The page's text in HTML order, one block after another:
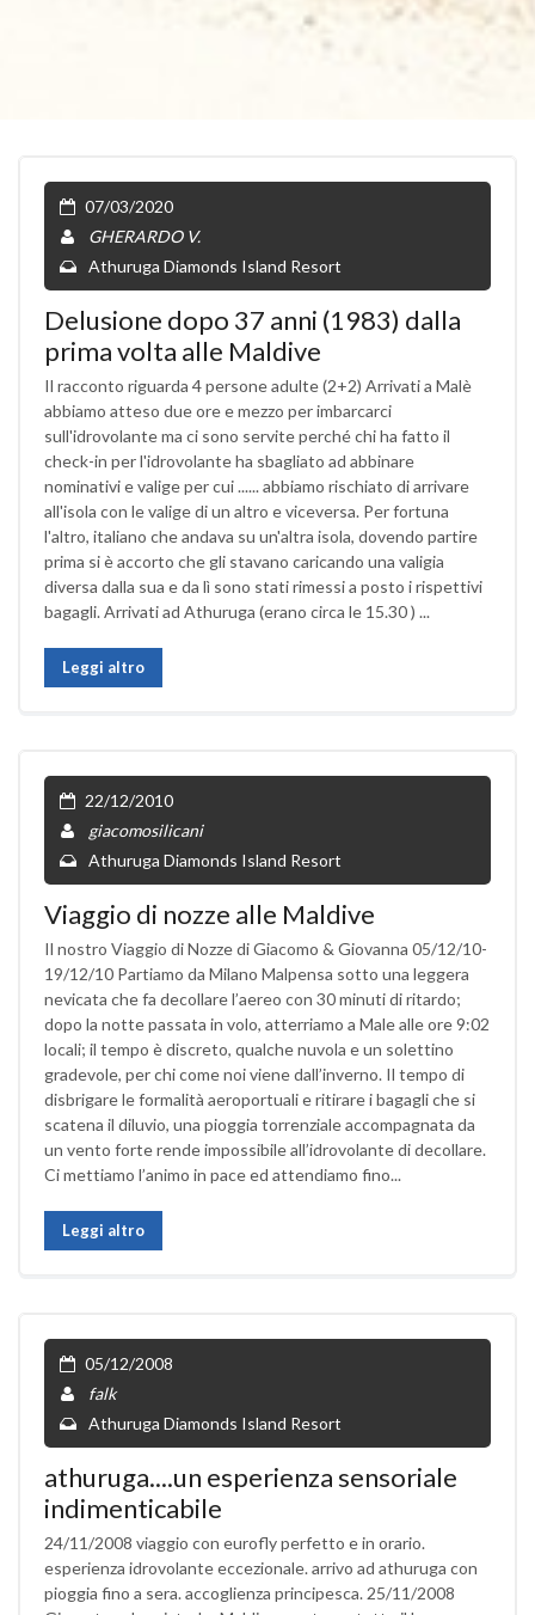
07/03/2020
GHERARDO V.
Athuruga Diamonds Island Resort
Delusione dopo 37 anni (1983) dalla
prima volta alle Maldive
Il racconto riguarda 4 persone adulte (2+2) Arrivati a Malè
abbiamo atteso due ore e mezzo per imbarcarci
sull'idrovolante ma ci sono servite perché chi ha fatto il
check-in per l'idrovolante ha sbagliato ad abbinare
nominativi e valige per cui ...... abbiamo rischiato di arrivare
all'isola con le valige di un altro e viceversa. Per fortuna
l'altro, italiano che andava su un'altra isola, dovendo partire
prima si è accorto che gli stavano caricando una valigia
diversa dalla sua e da lì sono stati rimessi a posto i rispettivi
bagagli. Arrivati ad Athuruga (erano circa le 15.30 ) ...
Leggi altro
22/12/2010
giacomosilicani
Athuruga Diamonds Island Resort
Viaggio di nozze alle Maldive
Il nostro Viaggio di Nozze di Giacomo & Giovanna 05/12/10-
19/12/10 Partiamo da Milano Malpensa sotto una leggera
nevicata che fa decollare l’aereo con 30 minuti di ritardo;
dopo la notte passata in volo, atterriamo a Male alle ore 9:02
locali; il tempo è discreto, qualche nuvola e un solettino
gradevole, per chi come noi viene dall’inverno. Il tempo di
disbrigare le formalità aeroportuali e ritirare i bagagli che si
scatena il diluvio, una pioggia torrenziale accompagnata da
un vento forte rende impossibile all’idrovolante di decollare.
Ci mettiamo l’animo in pace ed attendiamo fino...
Leggi altro
05/12/2008
falk
Athuruga Diamonds Island Resort
athuruga....un esperienza sensoriale
indimenticabile
24/11/2008 viaggio con eurofly perfetto e in orario.
esperienza idrovolante eccezionale. arrivo ad athuruga con
pioggia fino a sera. accoglienza principesca. 25/11/2008